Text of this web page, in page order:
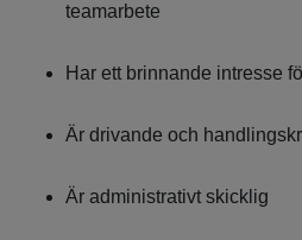
teamarbete
Har ett brinnande intresse
Är drivande och
Är administrativt skicklig